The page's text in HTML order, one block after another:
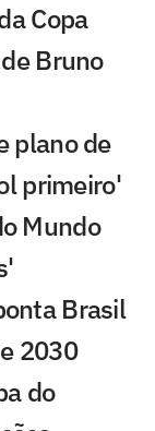
Copa
Bruno
plano de
primeiro'
Mundo
Brasil
2030
do